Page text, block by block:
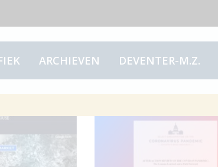
ARCHIEVEN DEVENTER-M.Z.